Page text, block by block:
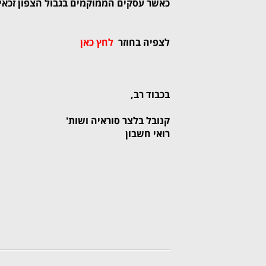
כאשר עסקים הממוקמים בגבול הצפון
לצפיה בחוזר לחץ כאן
בכבוד רב,
קנובל בלצר סוראיה ושות'
רואי חשבון